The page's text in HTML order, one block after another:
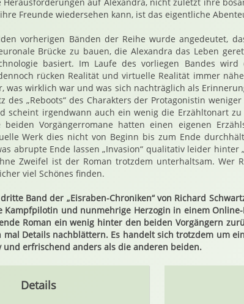
Freunde wiedersehen kann, ist das eigentliche
vorherigen Bänden der Reihe wurde angedeutet,
Brücke zu bauen, die Alexandra das Leben
basiert. Im Laufe des vorliegen Bandes
rücken Realität und virtuelle Realität immer
was wirklich war und was sich nachträglich als
des „Reboots“ des Charakters der Protagonistin
scheint irgendwann auch ein wenig die Erzähltonart
Vorgängerromane hatten einen eigenen
Werk dies nicht von Beginn bis zum Ende
abrupte Ende lassen „Invasion“ qualitativ leider hinter
Zweifel ist der Roman trotzdem unterhaltsam. Wer
viel Schönes finden.
Band der „Eisraben-Chroniken“ von Richard
Kampfpilotin und nunmehrige Herzogin in einem
Roman ein wenig hinter den beiden Vorgängern
mal Details nachblättern. Es handelt sich trotzdem um
und erfrischend anders als die anderen beiden.
Details